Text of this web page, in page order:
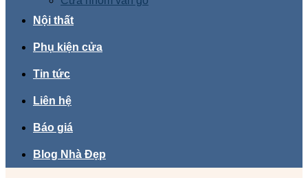
Nội thất
Phụ kiện cửa
Tin tức
Liên hệ
Báo giá
Blog Nhà Đẹp